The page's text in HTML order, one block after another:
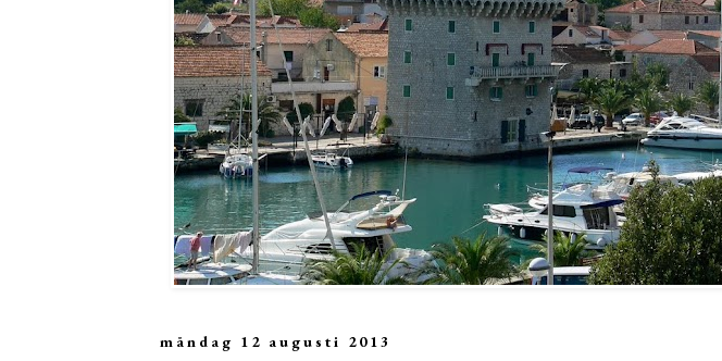
måndag 12 augusti 2013